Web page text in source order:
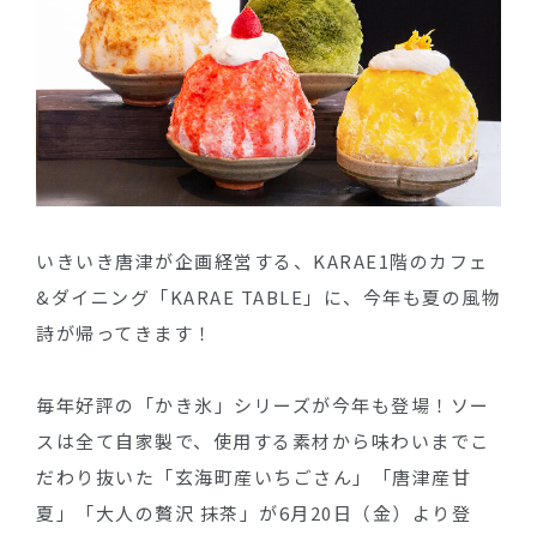
いきいき唐津が企画経営する、KARAE1階のカフェ
&ダイニング「KARAE TABLE」に、今年も夏の風物
詩が帰ってきます！
毎年好評の「かき氷」シリーズが今年も登場！ソー
スは全て自家製で、使用する素材から味わいまでこ
だわり抜いた「玄海町産いちごさん」「唐津産甘
夏」「大人の贅沢 抹茶」が6月20日（金）より登